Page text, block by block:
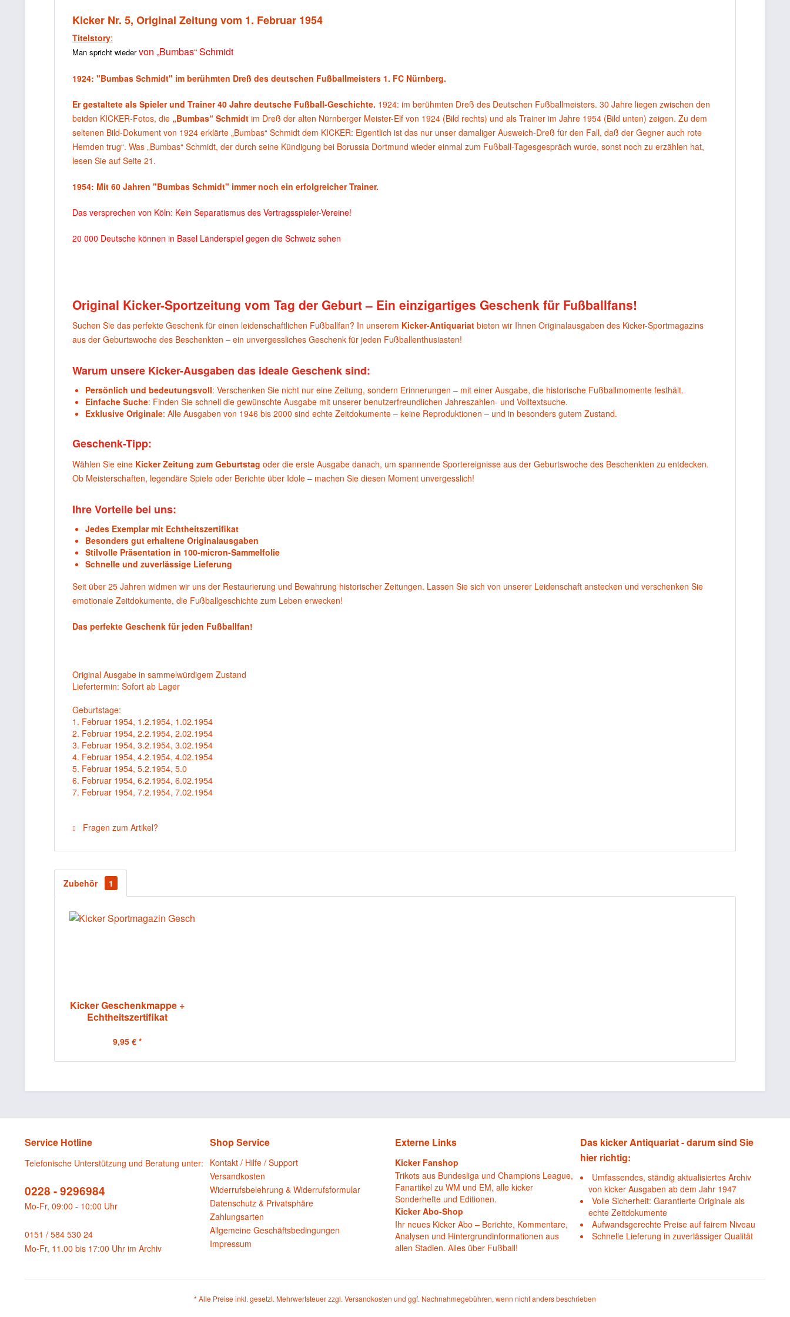
Kicker Nr. 5, Original Zeitung vom 1. Februar 1954
Titelstory:
Man spricht wiedervon „Bumbas“ Schmidt
1924: "Bumbas Schmidt" im berühmten Dreß des deutschen Fußballmeisters 1. FC Nürnberg.
Er gestaltete als Spieler und Trainer 40 Jahre deutsche Fußball-Geschichte. 1924: im berühmten Dreß des Deutschen Fußballmeisters. 30 Jahre liegen zwischen den
beiden KICKER-Fotos, die „Bumbas“ Schmidt im Dreß der alten Nürnberger Meister-Elf von 1924 (Bild rechts) und als Trainer im Jahre 1954 (Bild unten) zeigen. Zu dem
seltenen Bild-Dokument von 1924 erklärte „Bumbas“ Schmidt dem KICKER: Eigentlich ist das nur unser damaliger Ausweich-Dreß für den Fall, daß der Gegner auch rote
Hemden trug“. Was „Bumbas“ Schmidt, der durch seine Kündigung bei Borussia Dortmund wieder einmal zum Fußball-Tagesgespräch wurde, sonst noch zu erzählen hat,
lesen Sie auf Seite 21.
1954: Mit 60 Jahren "Bumbas Schmidt" immer noch ein erfolgreicher Trainer.
Das versprechen von Köln: Kein Separatismus des Vertragsspieler-Vereine!
20 000 Deutsche können in Basel Länderspiel gegen die Schweiz sehen
Original Kicker-Sportzeitung vom Tag der Geburt – Ein einzigartiges Geschenk für Fußballfans!
Suchen Sie das perfekte Geschenk für einen leidenschaftlichen Fußballfan? In unserem Kicker-Antiquariat bieten wir Ihnen Originalausgaben des Kicker-Sportmagazins
aus der Geburtswoche des Beschenkten – ein unvergessliches Geschenk für jeden Fußballenthusiasten!
Warum unsere Kicker-Ausgaben das ideale Geschenk sind:
Persönlich und bedeutungsvoll: Verschenken Sie nicht nur eine Zeitung, sondern Erinnerungen – mit einer Ausgabe, die historische Fußballmomente festhält.
Einfache Suche: Finden Sie schnell die gewünschte Ausgabe mit unserer benutzerfreundlichen Jahreszahlen- und Volltextsuche.
Exklusive Originale: Alle Ausgaben von 1946 bis 2000 sind echte Zeitdokumente – keine Reproduktionen – und in besonders gutem Zustand.
Geschenk-Tipp:
Wählen Sie eine Kicker Zeitung zum Geburtstag oder die erste Ausgabe danach, um spannende Sportereignisse aus der Geburtswoche des Beschenkten zu entdecken.
Ob Meisterschaften, legendäre Spiele oder Berichte über Idole – machen Sie diesen Moment unvergesslich!
Ihre Vorteile bei uns:
Jedes Exemplar mit Echtheitszertifikat
Besonders gut erhaltene Originalausgaben
Stilvolle Präsentation in 100-micron-Sammelfolie
Schnelle und zuverlässige Lieferung
Seit über 25 Jahren widmen wir uns der Restaurierung und Bewahrung historischer Zeitungen. Lassen Sie sich von unserer Leidenschaft anstecken und verschenken Sie
emotionale Zeitdokumente, die Fußballgeschichte zum Leben erwecken!
Das perfekte Geschenk für jeden Fußballfan!
Original Ausgabe in sammelwürdigem Zustand
Liefertermin: Sofort ab Lager
Geburtstage:
1. Februar 1954, 1.2.1954, 1.02.1954
2. Februar 1954, 2.2.1954, 2.02.1954
3. Februar 1954, 3.2.1954, 3.02.1954
4. Februar 1954, 4.2.1954, 4.02.1954
5. Februar 1954, 5.2.1954, 5.0
6. Februar 1954, 6.2.1954, 6.02.1954
7. Februar 1954, 7.2.1954, 7.02.1954
Fragen zum Artikel?
Zubehör 1
Kicker Geschenkmappe +
Echtheitszertifikat
9,95 € *
Service Hotline
Telefonische Unterstützung und Beratung unter:
0228 - 9296984
Mo-Fr, 09:00 - 10:00 Uhr
0151 / 584 530 24
Mo-Fr, 11.00 bis 17:00 Uhr im Archiv
Shop Service
Kontakt / Hilfe / Support
Versandkosten
Widerrufsbelehrung & Widerrufsformular
Datenschutz & Privatsphäre
Zahlungsarten
Allgemeine Geschäftsbedingungen
Impressum
Externe Links
Kicker Fanshop
Trikots aus Bundesliga und Champions League,
Fanartikel zu WM und EM, alle kicker
Sonderhefte und Editionen.
Kicker Abo-Shop
Ihr neues Kicker Abo – Berichte, Kommentare,
Analysen und Hintergrundinformationen aus
allen Stadien. Alles über Fußball!
Das kicker Antiquariat - darum sind Sie
hier richtig:
Umfassendes, ständig aktualisiertes Archiv
von kicker Ausgaben ab dem Jahr 1947
Volle Sicherheit: Garantierte Originale als
echte Zeitdokumente
Aufwandsgerechte Preise auf fairem Niveau
Schnelle Lieferung in zuverlässiger Qualität
* Alle Preise inkl. gesetzl. Mehrwertsteuer zzgl. Versandkosten und ggf. Nachnahmegebühren, wenn nicht anders beschrieben